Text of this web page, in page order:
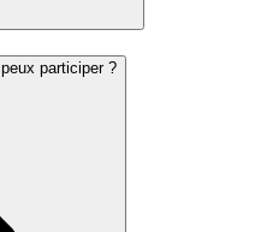
participer ?